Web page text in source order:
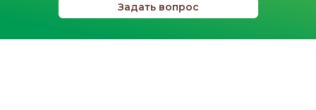
Задать вопрос